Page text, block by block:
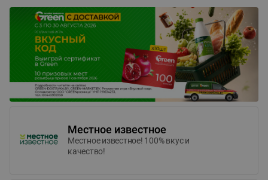
Местное известное
Местное известное! 100% вкус и
качество!